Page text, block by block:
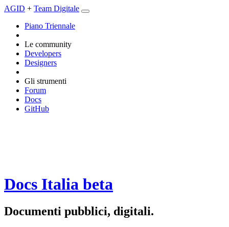
AGID + Team Digitale
Piano Triennale
Le community
Developers
Designers
Gli strumenti
Forum
Docs
GitHub
Docs Italia beta
Documenti pubblici, digitali.